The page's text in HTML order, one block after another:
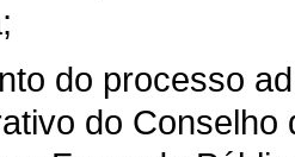
do processo
do